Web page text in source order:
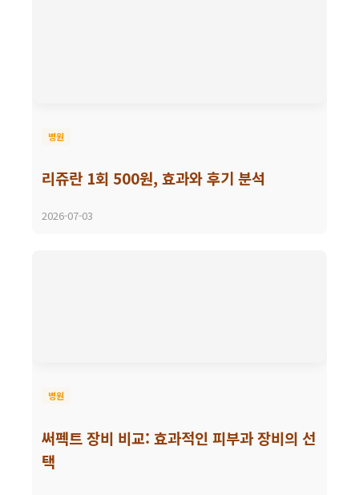
병원
리쥬란 1회 500원, 효과와 후기 분석
2026-07-03
병원
써펙트 장비 비교: 효과적인 피부과 장비의 선
택